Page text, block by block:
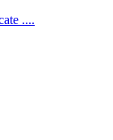
....